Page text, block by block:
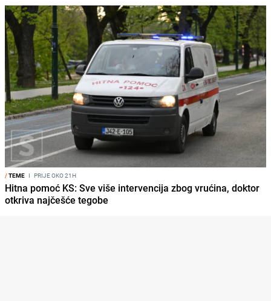
/TEME I PRIJE OKO 21H
Hitna pomoć KS: Sve više intervencija zbog vrućina, doktor
otkriva najčešće tegobe